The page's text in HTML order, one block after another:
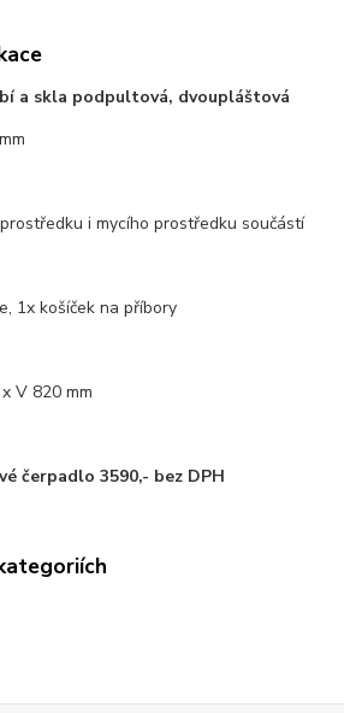
a skla podpultová, dvoupláštová
i mycího prostředku součástí
1x košíček na příbory
V 820 mm
čerpadlo 3590,- bez DPH